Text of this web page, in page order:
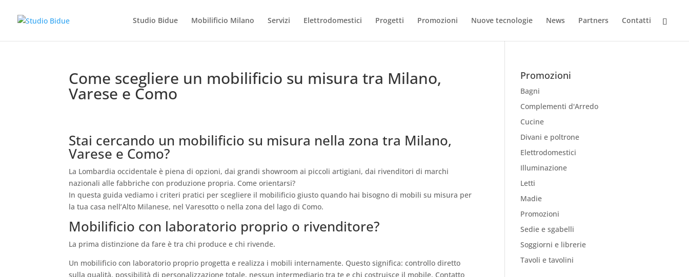
Studio Bidue Mobilificio Milano Servizi Elettrodomestici Progetti Promozioni Nuove tecnologie News Partners Contatti
Come scegliere un mobilificio su misura tra Milano,
Varese e Como
Stai cercando un mobilificio su misura nella zona tra Milano,
Varese e Como?
La Lombardia occidentale è piena di opzioni, dai grandi showroom ai piccoli artigiani, dai rivenditori di marchi
nazionali alle fabbriche con produzione propria. Come orientarsi?
In questa guida vediamo i criteri pratici per scegliere il mobilificio giusto quando hai bisogno di mobili su misura per
la tua casa nell’Alto Milanese, nel Varesotto o nella zona del lago di Como.
Mobilificio con laboratorio proprio o rivenditore?
La prima distinzione da fare è tra chi produce e chi rivende.
Un mobilificio con laboratorio proprio progetta e realizza i mobili internamente. Questo significa: controllo diretto
sulla qualità, possibilità di personalizzazione totale, nessun intermediario tra te e chi costruisce il mobile. Contatto
Promozioni
Bagni
Complementi d'Arredo
Cucine
Divani e poltrone
Elettrodomestici
Illuminazione
Letti
Madie
Promozioni
Sedie e sgabelli
Soggiorni e librerie
Tavoli e tavolini